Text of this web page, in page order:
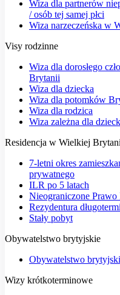
Wiza dla partnerów
/ osób tej samej płci
Wiza narzeczeńska w
Visy rodzinne
Wiza dla dorosłego
Brytanii
Wiza dla dziecka
Wiza dla potomków
Wiza dla rodzica
Wiza zależna dla
Residencja w Wielkiej
7-letni okres
prywatnego
ILR po 5 latach
Nieograniczone
Rezydentura
Stały pobyt
Obywatelstwo brytyjskie
Obywatelstwo
Wizy krótkoterminowe